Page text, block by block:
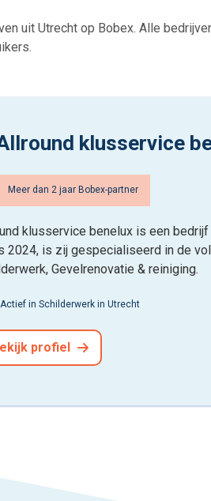
uit Utrecht op Bobex. Alle
klusservice
Meer dan 2 jaar Bobex-partner
klusservice benelux is een
2024, is zij gespecialiseerd in de
Gevelrenovatie & reiniging.
Actief in Schilderwerk in Utrecht
profiel